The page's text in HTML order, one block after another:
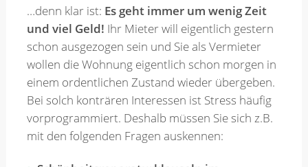
Kontakt
Merkzettel
Newsletter
…denn klar ist: Es geht immer um wenig Zeit
und viel Geld! Ihr Mieter will eigentlich gestern
schon ausgezogen sein und Sie als Vermieter
wollen die Wohnung eigentlich schon morgen in
einem ordentlichen Zustand wieder übergeben.
Bei solch konträren Interessen ist Stress häufig
vorprogrammiert. Deshalb müssen Sie sich z.B.
mit den folgenden Fragen auskennen: